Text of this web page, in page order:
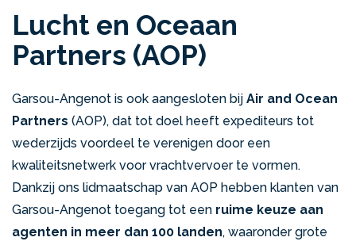
Lucht en Oceaan
Partners (AOP)
Garsou-Angenot is ook aangesloten bij Air and Ocean
Partners (AOP), dat tot doel heeft expediteurs tot
wederzijds voordeel te verenigen door een
kwaliteitsnetwerk voor vrachtvervoer te vormen.
Dankzij ons lidmaatschap van AOP hebben klanten van
Garsou-Angenot toegang tot een ruime keuze aan
agenten in meer dan 100 landen, waaronder grote